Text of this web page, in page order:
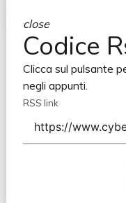
close
Codice
Clicca sul pulsante
negli appunti.
RSS link